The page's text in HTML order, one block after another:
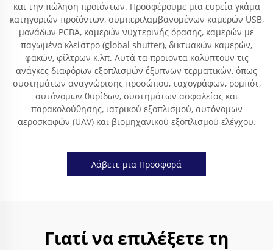
και την πώληση προϊόντων. Προσφέρουμε μια ευρεία γκάμα
κατηγοριών προϊόντων, συμπεριλαμβανομένων καμερών USB,
μονάδων PCBA, καμερών νυχτερινής όρασης, καμερών με
παγωμένο κλείστρο (global shutter), δικτυακών καμερών,
φακών, φίλτρων κ.λπ. Αυτά τα προϊόντα καλύπτουν τις
ανάγκες διαφόρων εξοπλισμών έξυπνων τερματικών, όπως
συστημάτων αναγνώρισης προσώπου, ταχογράφων, ρομπότ,
αυτόνομων θυρίδων, συστημάτων ασφαλείας και
παρακολούθησης, ιατρικού εξοπλισμού, αυτόνομων
αεροσκαφών (UAV) και βιομηχανικού εξοπλισμού ελέγχου.
Λάβετε μια Προσφορά
Γιατί να επιλέξετε τη